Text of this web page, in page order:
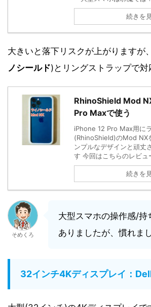
続きを
大きいと落下リスクが上がりますが
ノシールド)とリングストラップで
RhinoShield Mod
Pro Maxで使う
iPhone 12 Pro Max用に
(RhinoShield)のMod NX
ンプルなデザインと頑丈
す 今回はこちらのレビュ
続きを
そめくろ
大型スマホの操作感/持
ありましたが、慣れま
32インチ4Kディスプレイ：